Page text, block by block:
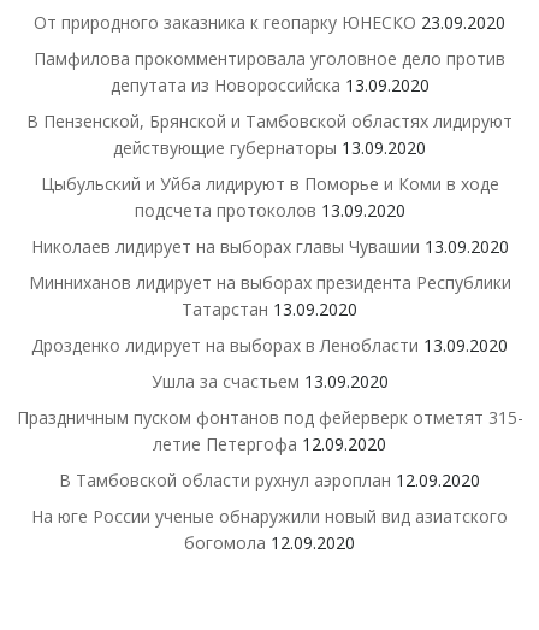
От природного заказника к геопарку ЮНЕСКО 23.09.2020
Памфилова прокомментировала уголовное дело против
депутата из Новороссийска 13.09.2020
В Пензенской, Брянской и Тамбовской областях лидируют
действующие губернаторы 13.09.2020
Цыбульский и Уйба лидируют в Поморье и Коми в ходе
подсчета протоколов 13.09.2020
Николаев лидирует на выборах главы Чувашии 13.09.2020
Минниханов лидирует на выборах президента Республики
Татарстан 13.09.2020
Дрозденко лидирует на выборах в Ленобласти 13.09.2020
Ушла за счастьем 13.09.2020
Праздничным пуском фонтанов под фейерверк отметят 315-
летие Петергофа 12.09.2020
В Тамбовской области рухнул аэроплан 12.09.2020
На юге России ученые обнаружили новый вид азиатского
богомола 12.09.2020